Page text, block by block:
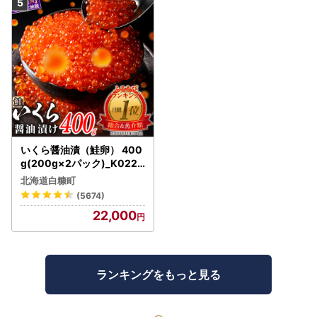
いくら醤油漬（鮭卵） 400
g(200g×2パック)_K022-
1676
北海道白糠町
(5674)
22,000
ランキングをもっと見る